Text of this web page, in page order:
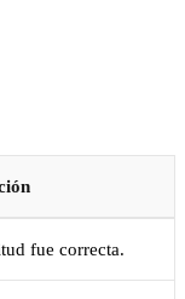
fue correcta.